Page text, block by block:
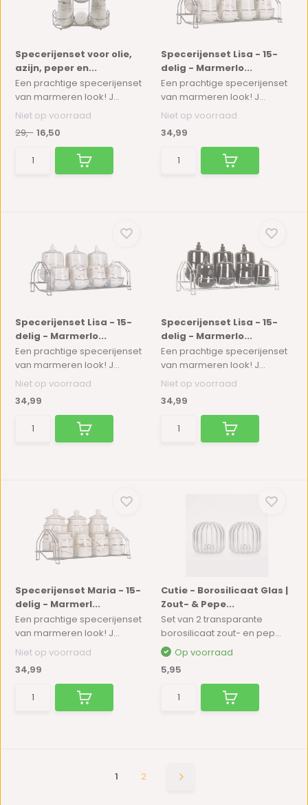
Specerijenset voor olie,
azijn, peper en...
Een prachtige specerijenset
van marmeren look! J...
Niet op voorraad
29,- 16,50
Specerijenset Lisa - 15-
delig - Marmerlo...
Een prachtige specerijenset
van marmeren look! J...
Niet op voorraad
34,99
Specerijenset Lisa - 15-
delig - Marmerlo...
Een prachtige specerijenset
van marmeren look! J...
Niet op voorraad
34,99
Specerijenset Lisa - 15-
delig - Marmerlo...
Een prachtige specerijenset
van marmeren look! J...
Niet op voorraad
34,99
Specerijenset Maria - 15-
delig - Marmerl...
Een prachtige specerijenset
van marmeren look! J...
Niet op voorraad
34,99
Cutie - Borosilicaat Glas |
Zout- & Pepe...
Set van 2 transparante
borosilicaat zout- en pep...
Op voorraad
5,95
1 2